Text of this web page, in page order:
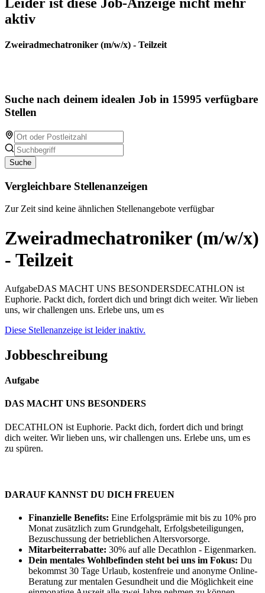
aktiv
Zweiradmechatroniker (m/w/x) - Teilzeit
Suche nach deinem idealen Job in 15995 verfügbare
Stellen
Suche
Vergleichbare Stellenanzeigen
Zur Zeit sind keine ähnlichen Stellenangebote verfügbar
Zweiradmechatroniker (m/w/x)
- Teilzeit
AufgabeDAS MACHT UNS BESONDERSDECATHLON ist
Euphorie. Packt dich, fordert dich und bringt dich weiter. Wir lieben
uns, wir challengen uns. Erlebe uns, um es
Diese Stellenanzeige ist leider inaktiv.
Jobbeschreibung
Aufgabe
DAS MACHT UNS BESONDERS
DECATHLON ist Euphorie. Packt dich, fordert dich und bringt
dich weiter. Wir lieben uns, wir challengen uns. Erlebe uns, um es
zu spüren.
DARAUF KANNST DU DICH FREUEN
Finanzielle Benefits: Eine Erfolgsprämie mit bis zu 10% pro
Monat zusätzlich zum Grundgehalt, Erfolgsbeteiligungen,
Bezuschussung der betrieblichen Altersvorsorge.
Mitarbeiterrabatte: 30% auf alle Decathlon - Eigenmarken.
Dein mentales Wohlbefinden steht bei uns im Fokus: Du
bekommst 30 Tage Urlaub, kostenfreie und anonyme Online-
Beratung zur mentalen Gesundheit und die Möglichkeit eine